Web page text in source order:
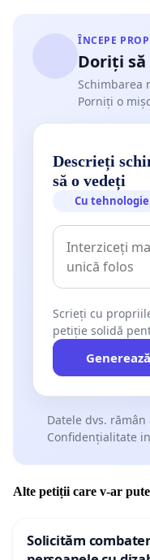
ÎNCEPE
Doriți să
Schimbarea
Porniți o
Descrieți
să o vedeți
Cu
Scrieți cu
petiție solidă
Datele dvs. rămân
Confidențialitate
Alte petiții care v-ar
Solicităm